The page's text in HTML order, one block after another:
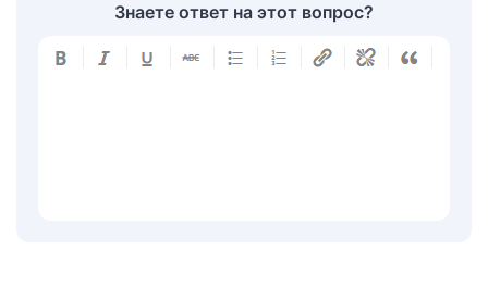
Знаете ответ на этот вопрос?